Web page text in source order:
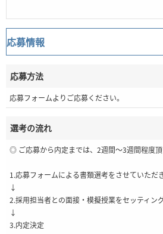
応募情報
応募方法
応募フォームよりご応募ください。
選考の流れ
◎ ご応募から内定までは、2週間～3週間程度
1.応募フォームによる書類選考をさせていただき
↓
2.採用担当者との面接・模擬授業をセッティン
↓
3.内定決定